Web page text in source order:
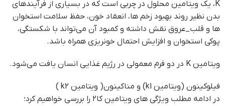
K، یک ویتامین محلول در چربی است که در بسیاری از فرآیندهای
بدن نظیر روند بهبود زخم ها، انعقاد خون، حفظ سلامت استخوان
ها و قلب_عروق نقش داشته و کمبود آن می‌تواند با شکستگی،
پوکی استخوان و افزایش احتمال خونریزی همراه باشد.
ویتامین K در دو فرم معمولی در رژیم غذایی انسان یافت می‌شود.
فیلوکینون (ویتامین k1) و مناکینون( ویتامین k2 )
در ادامه مطلب ویژگی های ویتامین کا۲ را بررسی خواهیم کرد؛